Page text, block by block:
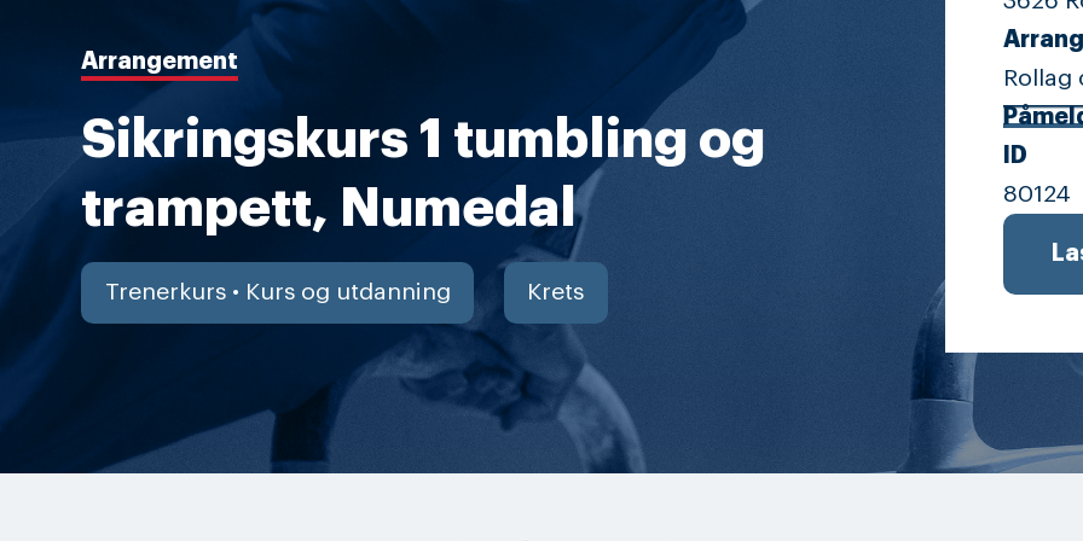
Arrangement
Sikringskurs 1 tumbling og
trampett, Numedal
Trenerkurs • Kurs og utdanning Krets
Rollag
ID
80124